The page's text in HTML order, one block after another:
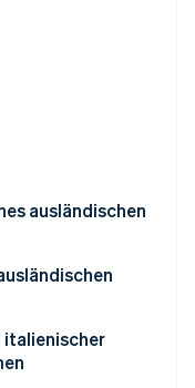
ausländischen
verfassen
italienischer